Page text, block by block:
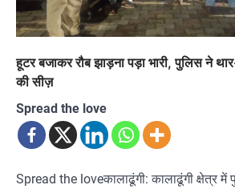
हूटर बजाकर रौब झाड़ना पड़ा भारी, पुलिस ने
की सीज़
Spread the love
Spread the loveकालाढूंगी: कालाढूंगी क्षेत्र में